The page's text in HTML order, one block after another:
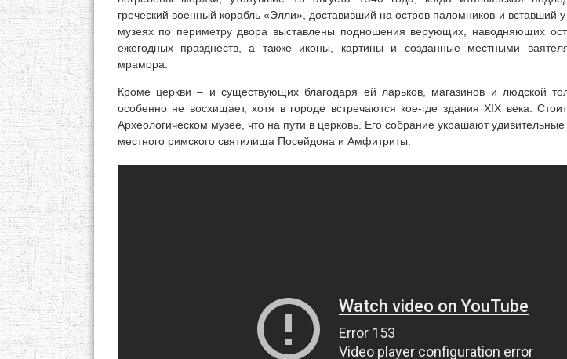
греческий военный корабль «Элли», доставивший на остров паломников и вставший
музеях по периметру двора выставлены подношения верующих, наводняющих
ежегодных празднеств, а также иконы, картины и созданные местными
мрамора.
Кроме церкви – и существующих благодаря ей ларьков, магазинов и людской
особенно не восхищает, хотя в городе встречаются кое-где здания XIX века.
Археологическом музее, что на пути в церковь. Его собрание украшают
местного римского святилища Посейдона и Амфитриты.